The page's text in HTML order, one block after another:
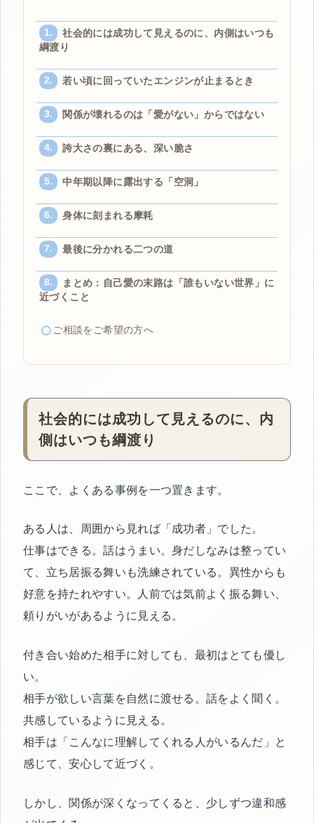
社会的には成功して見えるのに、内側はいつも
綱渡り
若い頃に回っていたエンジンが止まるとき
関係が壊れるのは「愛がない」からではない
誇大さの裏にある、深い脆さ
中年期以降に露出する「空洞」
身体に刻まれる摩耗
最後に分かれる二つの道
まとめ：自己愛の末路は「誰もいない世界」に
近づくこと
ご相談をご希望の方へ
社会的には成功して見えるのに、内
側はいつも綱渡り
ここで、よくある事例を一つ置きます。
ある人は、周囲から見れば「成功者」でした。
仕事はできる。話はうまい。身だしなみは整ってい
て、立ち居振る舞いも洗練されている。異性からも
好意を持たれやすい。人前では気前よく振る舞い、
頼りがいがあるように見える。
付き合い始めた相手に対しても、最初はとても優し
い。
相手が欲しい言葉を自然に渡せる。話をよく聞く。
共感しているように見える。
相手は「こんなに理解してくれる人がいるんだ」と
感じて、安心して近づく。
しかし、関係が深くなってくると、少しずつ違和感